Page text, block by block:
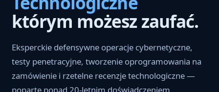
którym możesz zaufać.
Eksperckie defensywne operacje cybernetyczne,
testy penetracyjne, tworzenie oprogramowania na
zamówienie i rzetelne recenzje technologiczne —
poparte ponad 20-letnim doświadczeniem